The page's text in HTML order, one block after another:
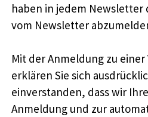
haben in jedem Newsletter
vom Newsletter
Mit der Anmeldung zu
erklären Sie sich
einverstanden, dass wir
Anmeldung und zur